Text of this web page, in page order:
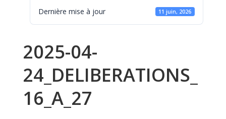
Dernière mise à jour 11 juin, 2026
2025-04-
24_DELIBERATIONS_
16_A_27